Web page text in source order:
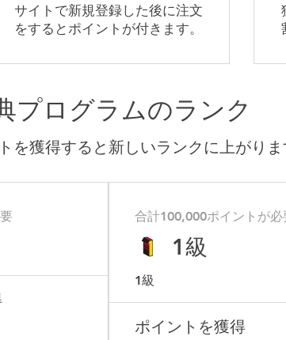
サイトで新規登録した後に注文
をするとポイントが付きます。
プログラムのランク
を獲得すると新しいランクに上がりま
1級
合計100,000ポイントが必
1級
ポイントを獲得